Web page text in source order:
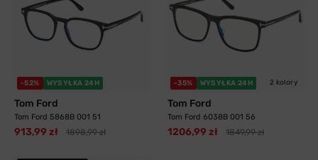
-52% WYSYŁKA 24H
Tom Ford
Tom Ford 5868B 001 51
913,99 zł 1898,99 zł
-35% WYSYŁKA 24H 2 kolory
Tom Ford
Tom Ford 6038B 001 56
1206,99 zł 1849,99 zł